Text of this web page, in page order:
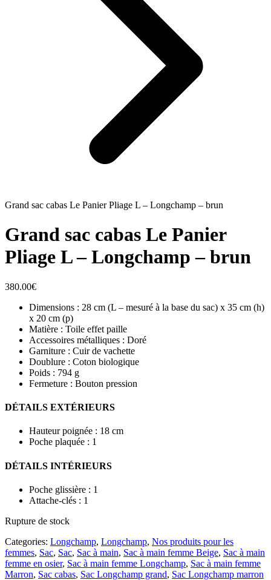
Grand sac cabas Le Panier Pliage L – Longchamp – brun
Grand sac cabas Le Panier
Pliage L – Longchamp – brun
380.00€
Dimensions : 28 cm (L – mesuré à la base du sac) x 35 cm (h)
x 20 cm (p)
Matière : Toile effet paille
Accessoires métalliques : Doré
Garniture : Cuir de vachette
Doublure : Coton biologique
Poids : 794 g
Fermeture : Bouton pression
DÉTAILS EXTÉRIEURS
Hauteur poignée : 18 cm
Poche plaquée : 1
DÉTAILS INTÉRIEURS
Poche glissière : 1
Attache-clés : 1
Rupture de stock
Categories: Longchamp, Longchamp, Nos produits pour les
femmes, Sac, Sac, Sac à main, Sac à main femme Beige, Sac à main
femme en osier, Sac à main femme Longchamp, Sac à main femme
Marron, Sac cabas, Sac Longchamp grand, Sac Longchamp marron